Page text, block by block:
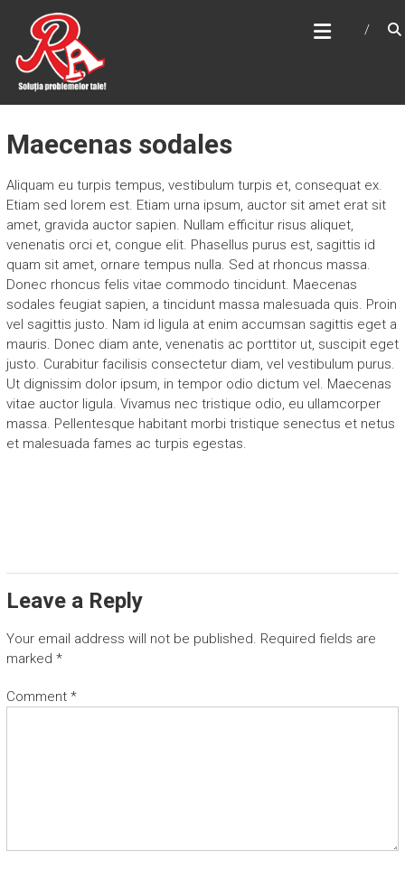
content
PSIHOLOGIE RUS SI
ASOCIATII
Solutia problemelor tale
Maecenas sodales
Aliquam eu turpis tempus, vestibulum turpis et, consequat ex.
Etiam sed lorem est. Etiam urna ipsum, auctor sit amet erat sit
amet, gravida auctor sapien. Nullam efficitur risus aliquet,
venenatis orci et, congue elit. Phasellus purus est, sagittis id
quam sit amet, ornare tempus nulla. Sed at rhoncus massa.
Donec rhoncus felis vitae commodo tincidunt. Maecenas
sodales feugiat sapien, a tincidunt massa malesuada quis. Proin
vel sagittis justo. Nam id ligula at enim accumsan sagittis eget a
mauris. Donec diam ante, venenatis ac porttitor ut, suscipit eget
justo. Curabitur facilisis consectetur diam, vel vestibulum purus.
Ut dignissim dolor ipsum, in tempor odio dictum vel. Maecenas
vitae auctor ligula. Vivamus nec tristique odio, eu ullamcorper
massa. Pellentesque habitant morbi tristique senectus et netus
et malesuada fames ac turpis egestas.
Leave a Reply
Your email address will not be published. Required fields are
marked *
Comment *